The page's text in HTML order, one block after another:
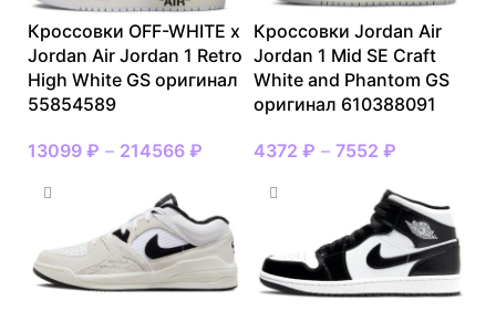
Кроссовки OFF-WHITE x
Jordan Air Jordan 1 Retro
High White GS оригинал
55854589
13099 ₽ – 214566 ₽
Кроссовки Jordan Air
Jordan 1 Mid SE Craft
White and Phantom GS
оригинал 610388091
4372 ₽ – 7552 ₽